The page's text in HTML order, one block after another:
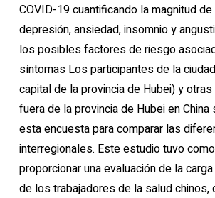
COVID-19 cuantificando la magnitud
depresión, ansiedad, insomnio y
los posibles factores de riesgo
síntomas Los participantes de la
capital de la provincia de Hubei) y
fuera de la provincia de Hubei en
esta encuesta para comparar las
interregionales. Este estudio tuvo
proporcionar una evaluación de la
de los trabajadores de la salud chinos,